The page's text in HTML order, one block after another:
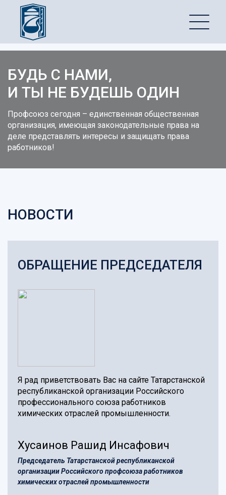
БУДЬ С НАМИ,
И ТЫ НЕ БУДЕШЬ ОДИН
Профсоюз сегодня – единственная общественная
организация, имеющая законодательные права на
деле представлять интересы и защищать права
работников!
НОВОСТИ
ОБРАЩЕНИЕ ПРЕДСЕДАТЕЛЯ
Я рад приветствовать Вас на сайте Татарстанской
республиканской организации Российского
профессионального союза работников
химических отраслей промышленности.
Хусаинов Рашид Инсафович
Председатель Татарстанской республиканской
организации Российского профсоюза работников
химических отраслей промышленности